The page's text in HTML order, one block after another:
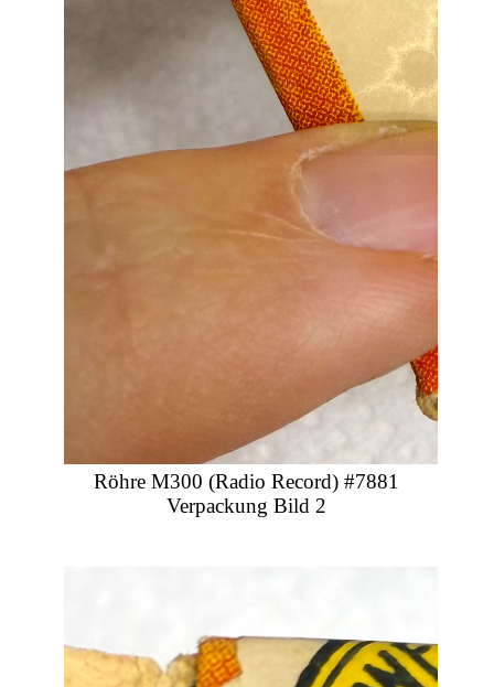
Röhre M300 (Radio Record) #7881
Verpackung Bild 2